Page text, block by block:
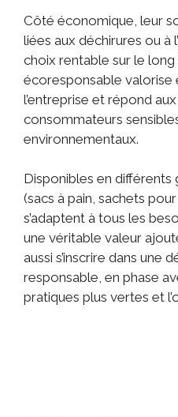
Côté économique, leur
liées aux déchirures ou à
choix rentable sur le
écoresponsable valorise
l’entreprise et répond
consommateurs
environnementaux.
Disponibles en
(sacs à pain, sachets
s’adaptent à tous les
une véritable valeur
aussi s’inscrire dans une
responsable, en phase
pratiques plus vertes et